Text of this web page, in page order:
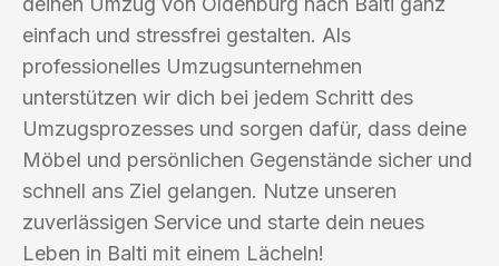
einfach und stressfrei gestalten. Als
professionelles Umzugsunternehmen
unterstützen wir dich bei jedem Schritt des
Umzugsprozesses und sorgen dafür, dass deine
Möbel und persönlichen Gegenstände sicher und
schnell ans Ziel gelangen. Nutze unseren
zuverlässigen Service und starte dein neues
Leben in Balti mit einem Lächeln!